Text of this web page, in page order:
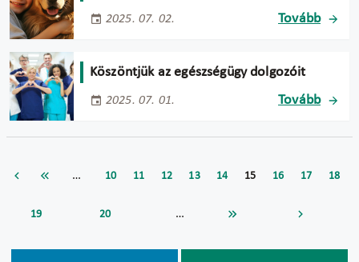
2025. 07. 02. Tovább
Köszöntjük az egészségügy dolgozóit
2025. 07. 01. Tovább
… 10 11 12 13 14 15 16 17 18
19 20 …